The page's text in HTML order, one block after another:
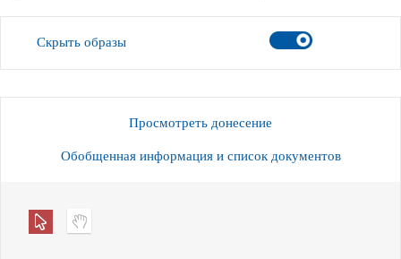
Скрыть образы
Просмотреть донесение
Обобщенная информация и список документов